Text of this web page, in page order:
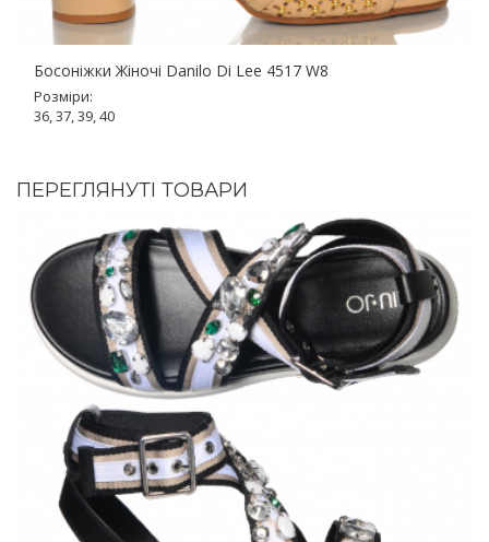
Босоніжки Жіночі Danilo Di Lee 4517 W8
Розміри:
36, 37, 39, 40
ПЕРЕГЛЯНУТІ ТОВАРИ